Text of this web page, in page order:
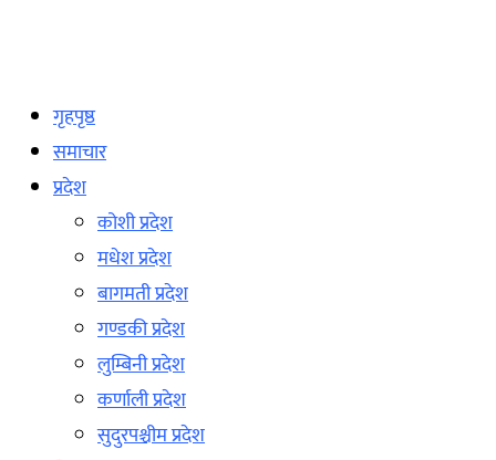
गृहपृष्ठ
समाचार
प्रदेश
कोशी प्रदेश
मधेश प्रदेश
बागमती प्रदेश
गण्डकी प्रदेश
लुम्बिनी प्रदेश
कर्णाली प्रदेश
सुदुरपश्चीम प्रदेश